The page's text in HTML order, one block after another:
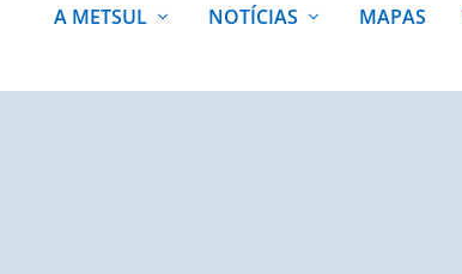
A METSUL NOTÍCIAS MAPAS